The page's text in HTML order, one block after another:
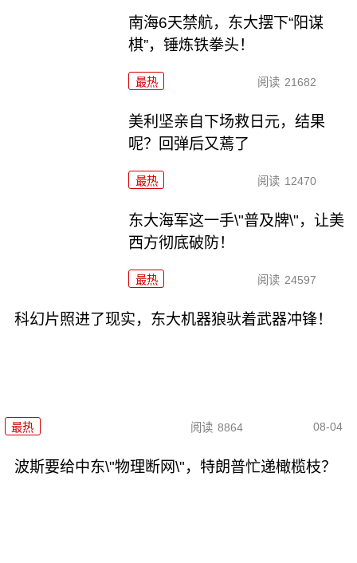
南海6天禁航，东大摆下“阳谋
棋”，锤炼铁拳头！
最热 阅读 21682
美利坚亲自下场救日元，结果
呢？回弹后又蔫了
最热 阅读 12470
东大海军这一手\"普及牌\"，让美
西方彻底破防！
最热 阅读 24597
科幻片照进了现实，东大机器狼驮着武器冲锋！
最热 阅读 8864 08-04
波斯要给中东\"物理断网\"，特朗普忙递橄榄枝？